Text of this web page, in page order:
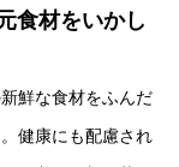
食材をいかし
鮮な食材をふんだ
健康にも配慮され